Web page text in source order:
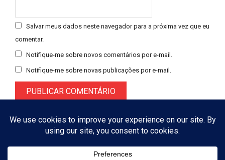
Salvar meus dados neste navegador para a próxima vez que eu
comentar.
Notifique-me sobre novos comentários por e-mail.
Notifique-me sobre novas publicações por e-mail.